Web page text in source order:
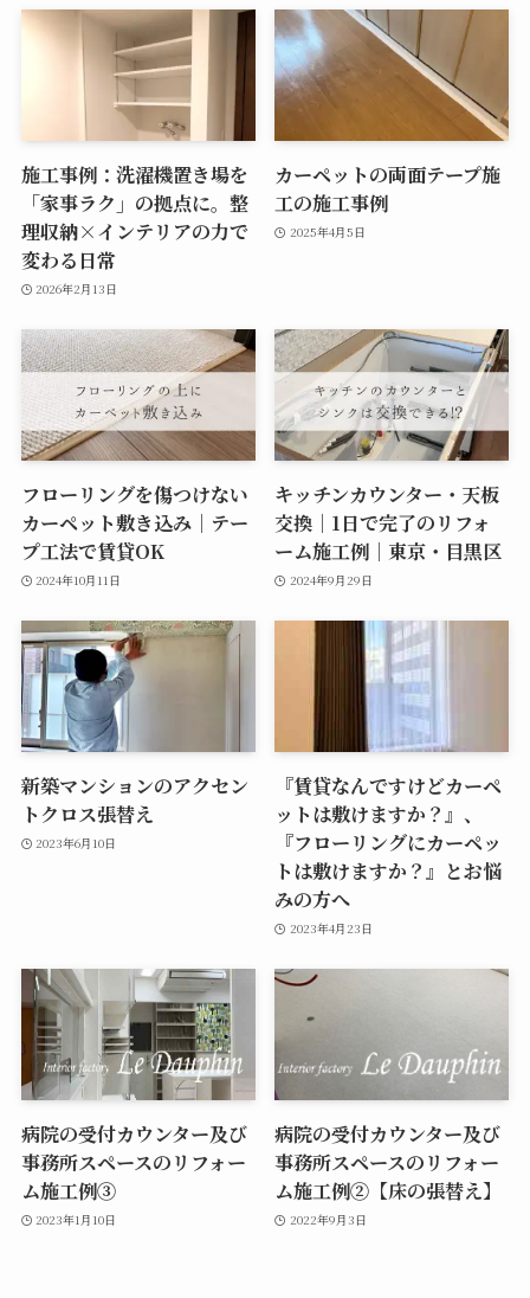
施工事例：洗濯機置き場を
「家事ラク」の拠点に。整
理収納×インテリアの力で
変わる日常
2026年2月13日
カーペットの両面テープ施
工の施工事例
2025年4月5日
フローリングを傷つけない
カーペット敷き込み｜テー
プ工法で賃貸OK
2024年10月11日
キッチンカウンター・天板
交換｜1日で完了のリフォ
ーム施工例｜東京・目黒区
2024年9月29日
新築マンションのアクセン
トクロス張替え
2023年6月10日
『賃貸なんですけどカーペ
ットは敷けますか？』、
『フローリングにカーペッ
トは敷けますか？』とお悩
みの方へ
2023年4月23日
病院の受付カウンター及び
事務所スペースのリフォー
ム施工例③
2023年1月10日
病院の受付カウンター及び
事務所スペースのリフォー
ム施工例②【床の張替え】
2022年9月3日